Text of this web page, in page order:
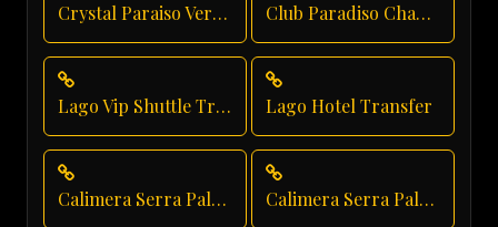
Crystal Paraiso Verde Private Transfer Club Paradiso Chauffeur Service
Lago Vip Shuttle Transfer Lago Hotel Transfer
Calimera Serra Palace Luxury Transfer Calimera Serra Palace Private Transfer